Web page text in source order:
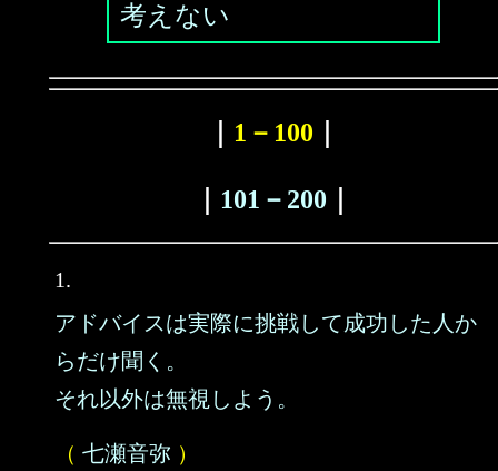
考えない
1－100
101－200
1.
アドバイスは実際に挑戦して成功した人か
らだけ聞く。
それ以外は無視しよう。
（ 七瀬音弥 ）